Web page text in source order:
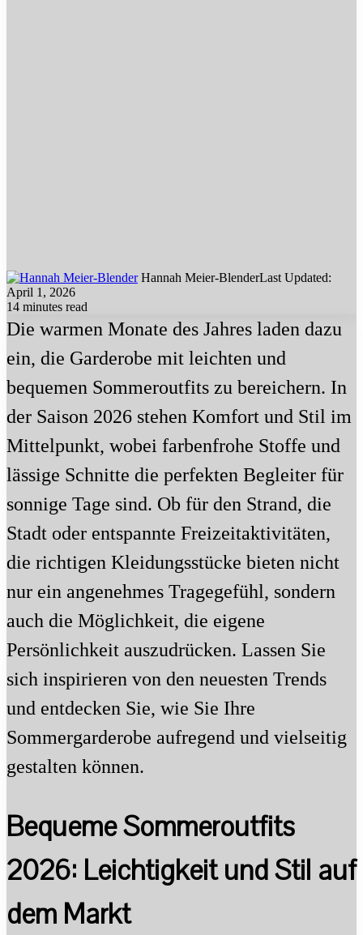
Hannah Meier-BlenderLast Updated:
April 1, 2026
14 minutes read
Die warmen Monate des Jahres laden dazu
ein, die Garderobe mit leichten und
bequemen Sommeroutfits zu bereichern. In
der Saison 2026 stehen Komfort und Stil im
Mittelpunkt, wobei farbenfrohe Stoffe und
lässige Schnitte die perfekten Begleiter für
sonnige Tage sind. Ob für den Strand, die
Stadt oder entspannte Freizeitaktivitäten,
die richtigen Kleidungsstücke bieten nicht
nur ein angenehmes Tragegefühl, sondern
auch die Möglichkeit, die eigene
Persönlichkeit auszudrücken. Lassen Sie
sich inspirieren von den neuesten Trends
und entdecken Sie, wie Sie Ihre
Sommergarderobe aufregend und vielseitig
gestalten können.
Bequeme Sommeroutfits
2026: Leichtigkeit und Stil auf
dem Markt